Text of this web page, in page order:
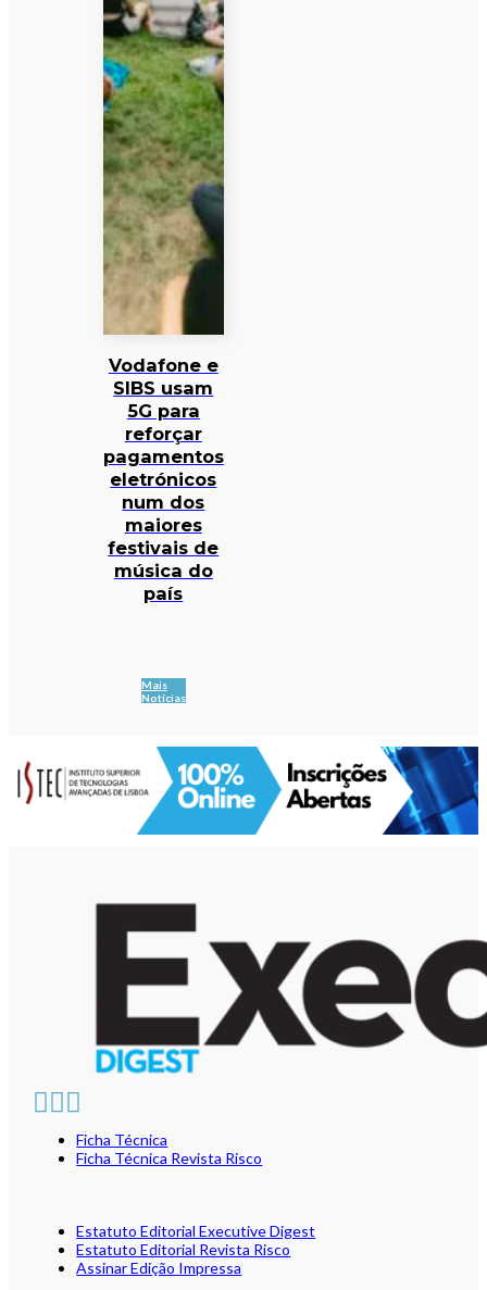
Vodafone e
SIBS usam
5G para
reforçar
pagamentos
eletrónicos
num dos
maiores
festivais de
música do
país
Mais
Notícias
Ficha Técnica
Ficha Técnica Revista Risco
Estatuto Editorial Executive Digest
Estatuto Editorial Revista Risco
Assinar Edição Impressa